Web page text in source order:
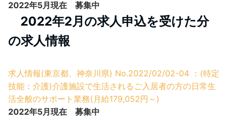
2022年5月現在 募集中
2022年2月の求人申込を受けた分
の求人情報
求人情報(東京都、神奈川県) No.2022/02/02-04 ：(特定
技能：介護)介護施設で生活されるご入居者の方の日常生
活全般のサポート業務(月給179,052円～)
2022年5月現在 募集中